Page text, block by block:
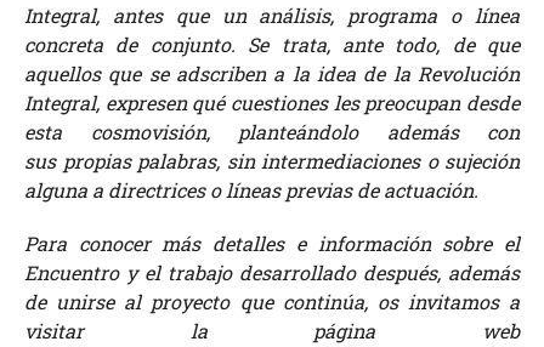
Integral, antes que un análisis, programa o línea
concreta de conjunto. Se trata, ante todo, de que
aquellos que se adscriben a la idea de la Revolución
Integral, expresen qué cuestiones les preocupan desde
esta cosmovisión, planteándolo además con
sus propias palabras, sin intermediaciones o sujeción
alguna a directrices o líneas previas de actuación.
Para conocer más detalles e información sobre el
Encuentro y el trabajo desarrollado después, además
de unirse al proyecto que continúa, os invitamos a
visitar la página web